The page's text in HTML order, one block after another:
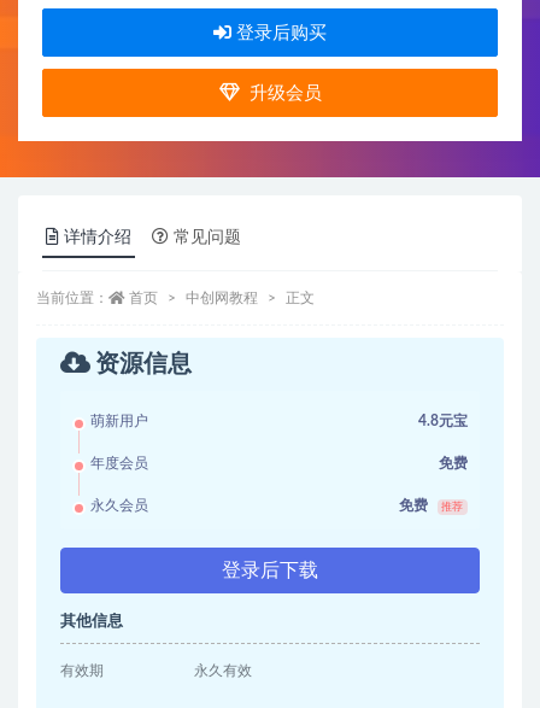
登录后购买
升级会员
详情介绍 常见问题
当前位置： 首页 中创网教程 正文
资源信息
萌新用户 4.8元宝
年度会员 免费
永久会员 免费 推荐
登录后下载
其他信息
有效期 永久有效